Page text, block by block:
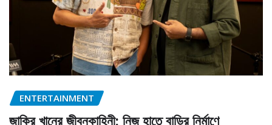
ENTERTAINMENT
জাকির খানের জীবনকাহিনী: নিজ হাতে বাড়ির নির্মাণে